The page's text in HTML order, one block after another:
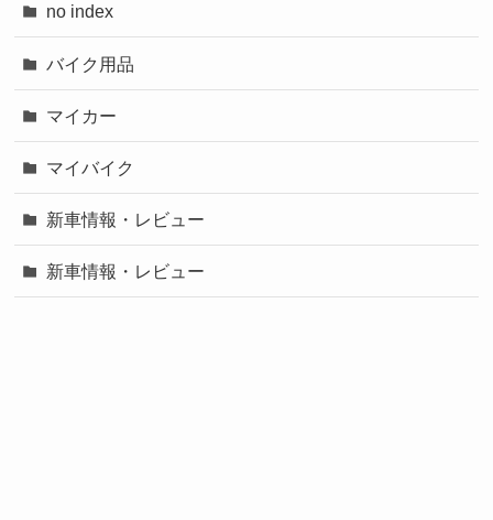
no index
バイク用品
マイカー
マイバイク
新車情報・レビュー
新車情報・レビュー